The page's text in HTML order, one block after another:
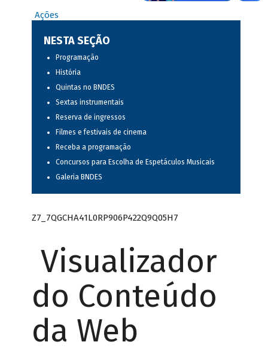
Ações
NESTA SEÇÃO
Programação
História
Quintas no BNDES
Sextas instrumentais
Reserva de ingressos
Filmes e festivais de cinema
Receba a programação
Concursos para Escolha de Espetáculos Musicais
Galeria BNDES
Z7_7QGCHA41L0RP906P422Q9Q05H7
Visualizador
do Conteúdo
da Web